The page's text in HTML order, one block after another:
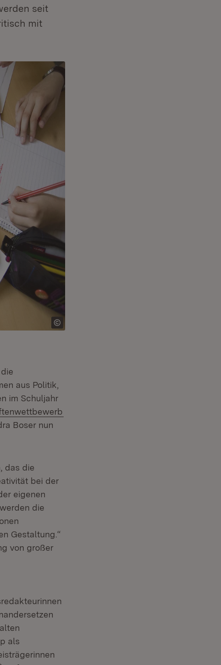
seit
mit
aus Politik,
im Schuljahr
Boser nun
das die
bei der
eigenen
die
Gestaltung.“
Fenster)
von großer
als